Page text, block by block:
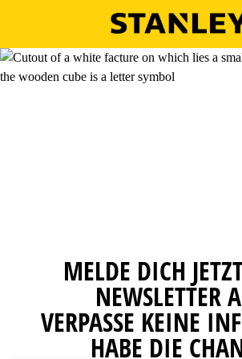
Skip to main content
MELDE DICH
NEWSLETTER
VERPASSE KEINE
HABE DIE